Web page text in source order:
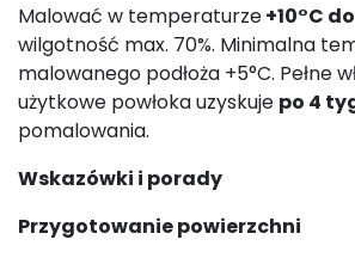
Malować w temperaturze+10°C
wilgotność max. 70%. Minimalna
malowanego podłoża +5°C. Pełne
użytkowe powłoka uzyskuje po 4
pomalowania.
Wskazówki i porady
Przygotowanie powierzchni